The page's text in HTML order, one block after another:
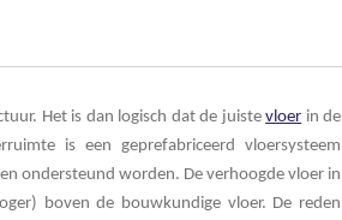
Het is dan logisch dat de juistevloer in de
is een geprefabriceerd vloersysteem
ondersteund worden. De verhoogde vloer in
boven de bouwkundige vloer. De reden